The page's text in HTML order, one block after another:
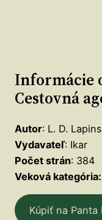
Informácie
Cestovná
Autor: L. D.
Vydavateľ: Ikar
Počet strán: 384
Veková kategória:
Kúpiť na Panta